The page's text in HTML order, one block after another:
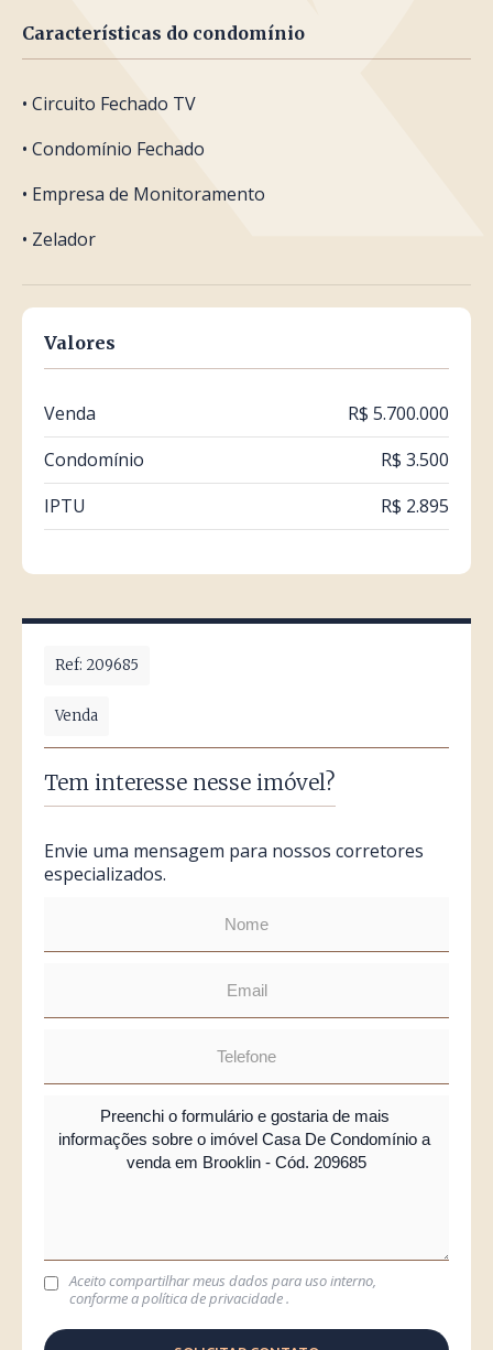
Características do condomínio
• Circuito Fechado TV
• Condomínio Fechado
• Empresa de Monitoramento
• Zelador
Valores
Venda
R$ 5.700.000
Condomínio
R$ 3.500
IPTU
R$ 2.895
Ref: 209685
Venda
Tem interesse nesse imóvel?
Envie uma mensagem para nossos corretores
especializados.
Aceito compartilhar meus dados para uso interno,
conforme apolítica de privacidade.